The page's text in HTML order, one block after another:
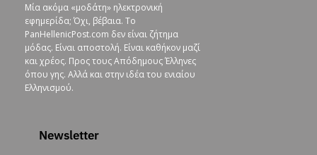
Μία ακόμα «μοδάτη» ηλεκτρονική
εφημερίδα; Όχι, βέβαια. To
PanHellenicPost.com δεν είναι ζήτημα
μόδας. Είναι αποστολή. Είναι καθήκον μαζί
και χρέος. Προς τους Απόδημους Έλληνες
όπου γης. Αλλά και στην ιδέα του ενιαίου
Ελληνισμού.
Newsletter